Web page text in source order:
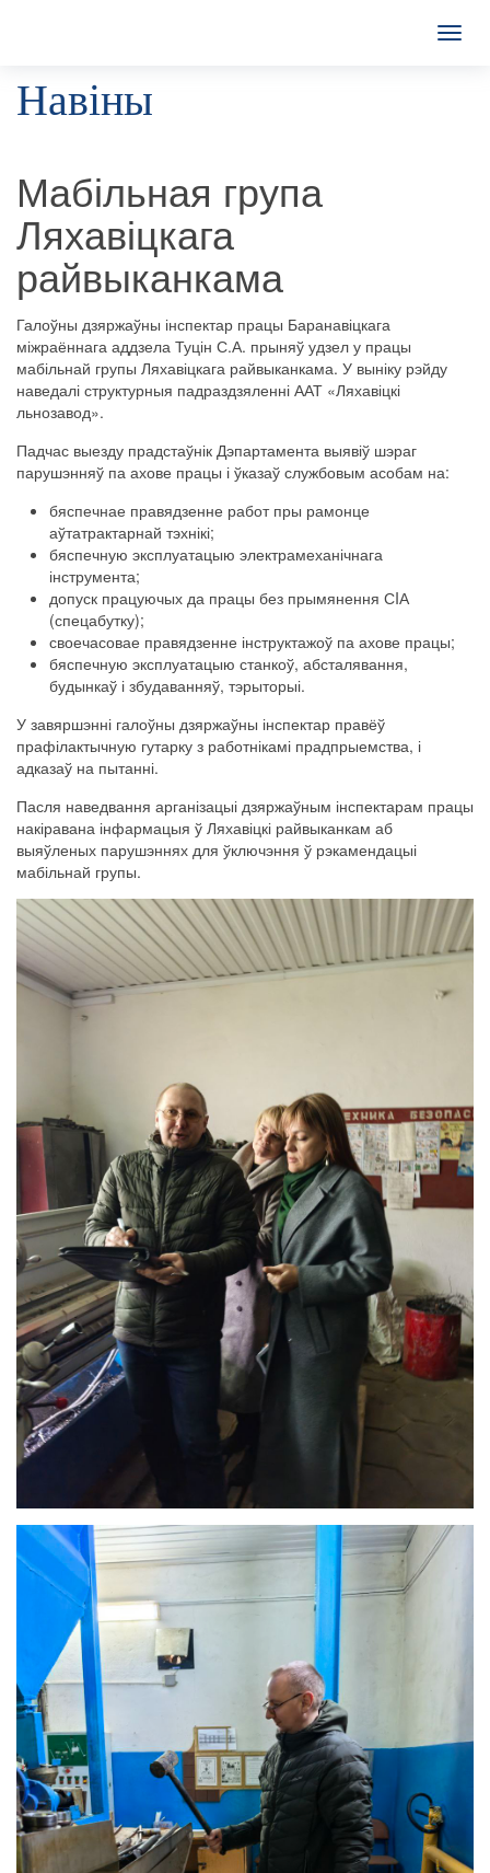
T
Навіны
Мабільная група
Ляхавіцкага
райвыканкама
Галоўны дзяржаўны інспектар працы Баранавіцкага
міжраённага аддзела Туцін С.А. прыняў удзел у працы
мабільнай групы Ляхавіцкага райвыканкама. У выніку рэйду
наведалі структурныя падраздзяленні ААТ «Ляхавіцкі
льнозавод».
Падчас выезду прадстаўнік Дэпартамента выявіў шэраг
парушэнняў па ахове працы і ўказаў службовым асобам на:
бяспечнае правядзенне работ пры рамонце
аўтатрактарнай тэхнікі;
бяспечную эксплуатацыю электрамеханічнага
інструмента;
допуск працуючых да працы без прымянення СIА
(спецабутку);
своечасовае правядзенне інструктажоў па ахове працы;
бяспечную эксплуатацыю станкоў, абсталявання,
будынкаў і збудаванняў, тэрыторыі.
У завяршэнні галоўны дзяржаўны інспектар правёў
прафілактычную гутарку з работнікамі прадпрыемства, і
адказаў на пытанні.
Пасля наведвання арганізацыі дзяржаўным інспектарам працы
накіравана інфармацыя ў Ляхавіцкі райвыканкам аб
выяўленых парушэннях для ўключэння ў рэкамендацыі
мабільнай групы.